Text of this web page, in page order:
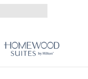
Bỏ qua nội dung